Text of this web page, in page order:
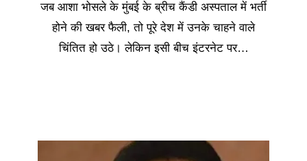
जब आशा भोसले के मुंबई के ब्रीच कैंडी अस्पताल में भर्ती
होने की खबर फैली, तो पूरे देश में उनके चाहने वाले
चिंतित हो उठे। लेकिन इसी बीच इंटरनेट पर…